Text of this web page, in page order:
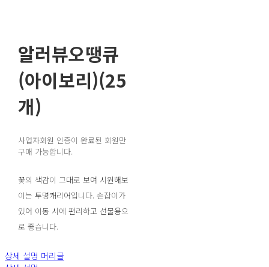
알러뷰오땡큐
(아이보리)(25
개)
사업자회원 인증이 완료된 회원만
구매 가능합니다.
꽃의 색감이 그대로 보여 시원해보
이는 투명캐리어입니다. 손잡이가
있어 이동 시에 편리하고 선물용으
로 좋습니다.
상세 설명 머리글